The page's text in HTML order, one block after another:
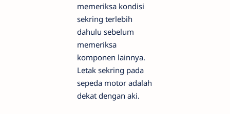
memeriksa kondisi
sekring terlebih
dahulu sebelum
memeriksa
komponen lainnya.
Letak sekring pada
sepeda motor adalah
dekat dengan aki.